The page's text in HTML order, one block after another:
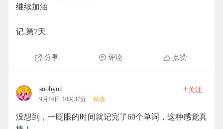
继续加油
记.第7天
分享 评论 点赞
soohyun
9月16日 10时37分 精选
+关注
没想到，一眨眼的时间就记完了60个单词，这种感觉真